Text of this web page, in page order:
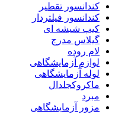
کندانسور تقطیر
کندانسور فیلتردار
کیپ شیشه ای
گیلاس مدرج
لام روده
لوازم آزمایشگاهی
لوله آزمایشگاهی
ماکروکجلدال
مبرد
مزور آزمایشگاهی